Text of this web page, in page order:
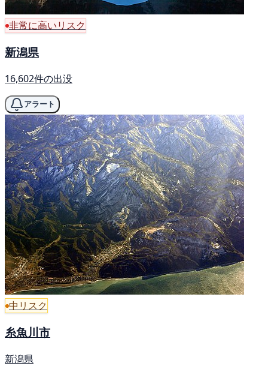
非常に高いリスク
新潟県
16,602件の出没
アラート
中リスク
糸魚川市
新潟県